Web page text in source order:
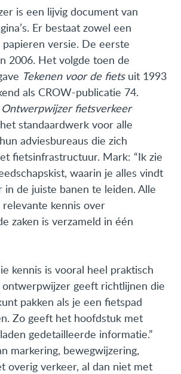
is een lijvig document van
Er bestaat zowel een
papieren versie. De eerste
2006. Het volgde toen de
Tekenen voor de fietsuit 1993
als CROW-publicatie 74.
Ontwerpwijzer fietsverkeer
standaardwerk voor alle
adviesbureaus die zich
fietsinfrastructuur. Mark: “Ik zie
waarin je alles vindt
de juiste banen te leiden. Alle
kennis over
zaken is verzameld in één
kennis is vooral heel praktisch
ontwerpwijzer geeft richtlijnen die
pakken als je een fietspad
Zo geeft het hoofdstuk met
gedetailleerde informatie.”
markering, bewegwijzering,
overig verkeer, al dan niet met